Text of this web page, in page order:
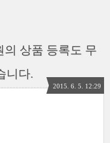
상품 등록도 무
니다.
2015. 6. 5. 12:29